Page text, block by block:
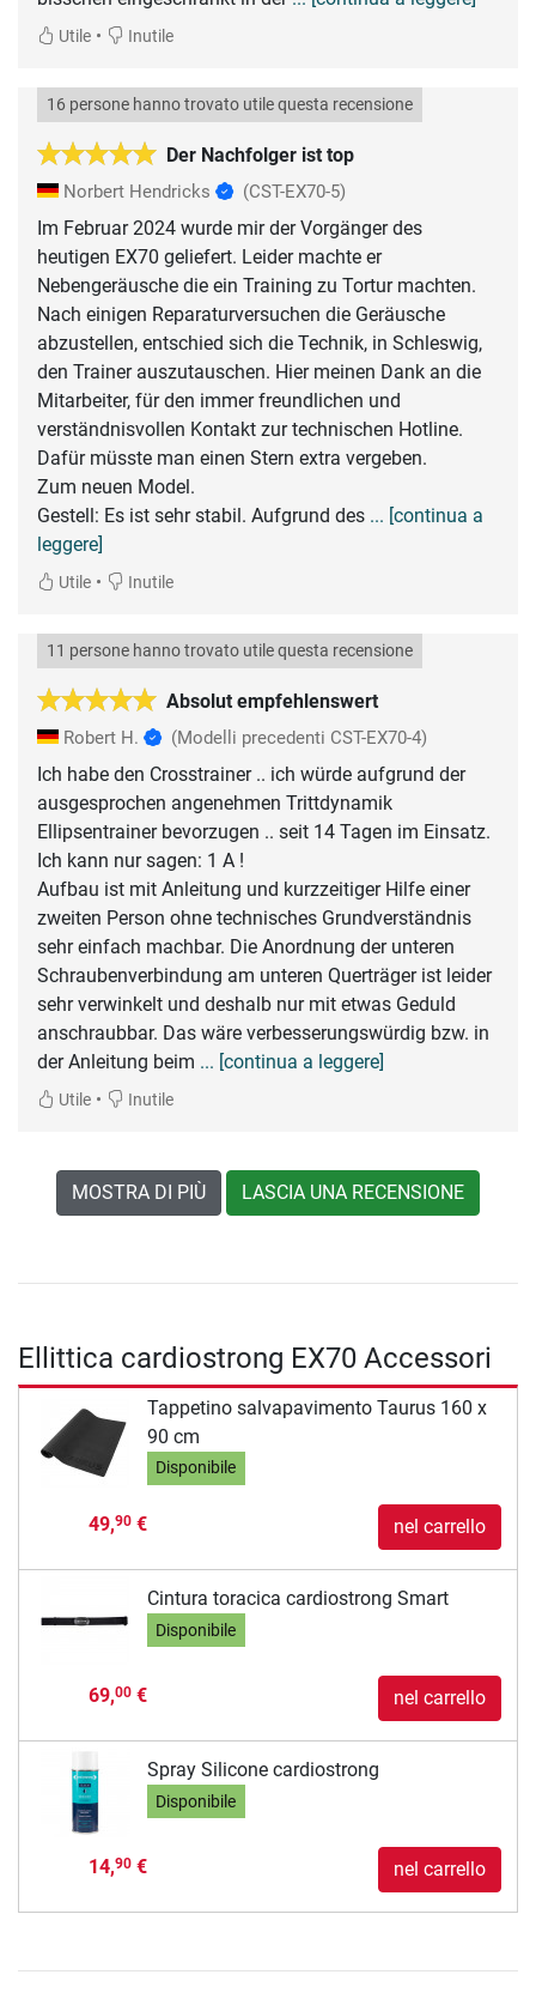
Utile • Inutile
Der Nachfolger ist top
16 persone hanno trovato utile questa recensione
Norbert Hendricks (CST-EX70-5)
Im Februar 2024 wurde mir der Vorgänger des
heutigen EX70 geliefert. Leider machte er
Nebengeräusche die ein Training zu Tortur machten.
Nach einigen Reparaturversuchen die Geräusche
abzustellen, entschied sich die Technik, in Schleswig,
den Trainer auszutauschen. Hier meinen Dank an die
Mitarbeiter, für den immer freundlichen und
verständnisvollen Kontakt zur technischen Hotline.
Dafür müsste man einen Stern extra vergeben.
Zum neuen Model.
Gestell: Es ist sehr stabil. Aufgrund des ... [continua a
leggere]
Utile • Inutile
Absolut empfehlenswert
11 persone hanno trovato utile questa recensione
Robert H. (Modelli precedenti CST-EX70-4)
Ich habe den Crosstrainer .. ich würde aufgrund der
ausgesprochen angenehmen Trittdynamik
Ellipsentrainer bevorzugen .. seit 14 Tagen im Einsatz.
Ich kann nur sagen: 1 A !
Aufbau ist mit Anleitung und kurzzeitiger Hilfe einer
zweiten Person ohne technisches Grundverständnis
sehr einfach machbar. Die Anordnung der unteren
Schraubenverbindung am unteren Querträger ist leider
sehr verwinkelt und deshalb nur mit etwas Geduld
anschraubbar. Das wäre verbesserungswürdig bzw. in
der Anleitung beim ... [continua a leggere]
Utile • Inutile
MOSTRA DI PIÙ LASCIA UNA RECENSIONE
Ellittica cardiostrong EX70 Accessori
Tappetino salvapavimento Taurus 160 x
90 cm
Disponibile
49,90€ nel carrello
Cintura toracica cardiostrong Smart
Disponibile
69,00€ nel carrello
Spray Silicone cardiostrong
Disponibile
14,90€ nel carrello